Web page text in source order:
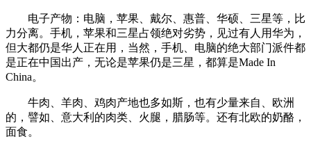
电子产物：电脑，苹果、戴尔、惠普、华硕、三星等，比
力分离。手机，苹果和三星占领绝对劣势，见过有人用华为，
但大都仍是华人正在用，当然，手机、电脑的绝大部门派件都
是正在中国出产，无论是苹果仍是三星，都算是Made In
China。
牛肉、羊肉、鸡肉产地也多如斯，也有少量来自、欧洲
的，譬如、意大利的肉类、火腿，腊肠等。还有北欧的奶酪，
面食。